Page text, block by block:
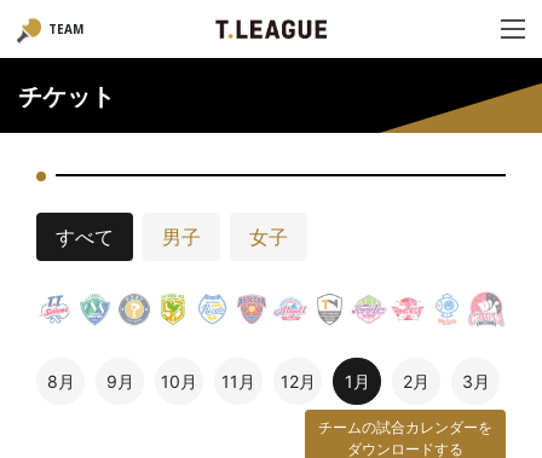
TEAM
チケット
すべて 男子 女子
8月 9月 10月 11月 12月 1月 2月 3月
チームの試合カレンダーを
ダウンロードする